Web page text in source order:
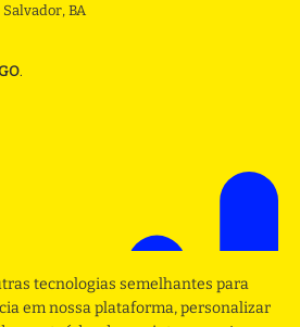
Salvador, BA
.
tecnologias semelhantes para
em nossa plataforma, personalizar